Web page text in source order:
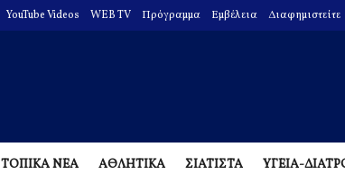
YouTube Videos WEB TV Πρόγραμμα Εμβέλεια Διαφημιστείτε
ΤΟΠΙΚΑ ΝΕΑ ΑΘΛΗΤΙΚΑ ΣΙΑΤΙΣΤΑ ΥΓΕΙΑ-